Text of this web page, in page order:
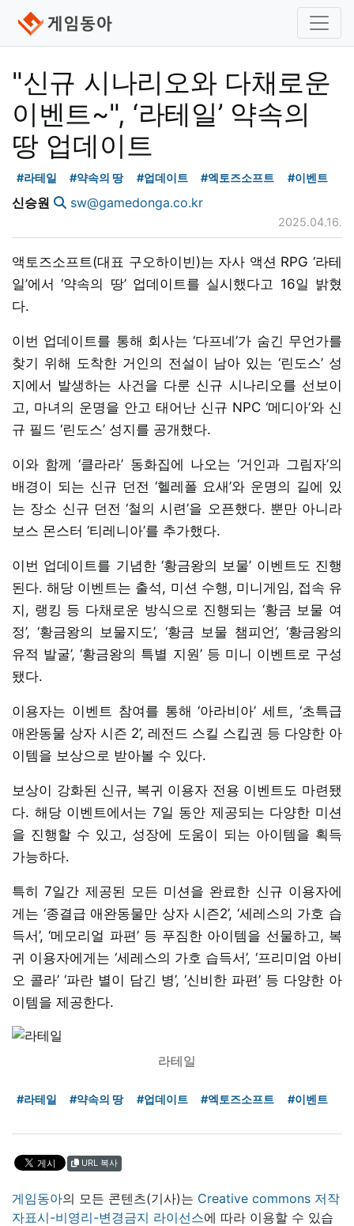
"신규 시나리오와 다채로운
이벤트~", ‘라테일’ 약속의
땅 업데이트
#라테일 #약속의 땅 #업데이트 #엑토즈소프트 #이벤트
신승원 sw@gamedonga.co.kr
2025.04.16.
액토즈소프트(대표 구오하이빈)는 자사 액션 RPG ‘라테
일’에서 ‘약속의 땅’ 업데이트를 실시했다고 16일 밝혔
다.
이번 업데이트를 통해 회사는 ‘다프네’가 숨긴 무언가를
찾기 위해 도착한 거인의 전설이 남아 있는 ‘린도스’ 성
지에서 발생하는 사건을 다룬 신규 시나리오를 선보이
고, 마녀의 운명을 안고 태어난 신규 NPC ‘메디아’와 신
규 필드 ‘린도스’ 성지를 공개했다.
이와 함께 ‘클라라’ 동화집에 나오는 ‘거인과 그림자’의
배경이 되는 신규 던전 ‘헬레폴 요새’와 운명의 길에 있
는 장소 신규 던전 ‘철의 시련’을 오픈했다. 뿐만 아니라
보스 몬스터 ‘티레니아’를 추가했다.
이번 업데이트를 기념한 ‘황금왕의 보물’ 이벤트도 진행
된다. 해당 이벤트는 출석, 미션 수행, 미니게임, 접속 유
지, 랭킹 등 다채로운 방식으로 진행되는 ‘황금 보물 여
정’, ‘황금왕의 보물지도’, ‘황금 보물 챔피언’, ‘황금왕의
유적 발굴’, ‘황금왕의 특별 지원’ 등 미니 이벤트로 구성
됐다.
이용자는 이벤트 참여를 통해 ‘아라비아’ 세트, ‘초특급
애완동물 상자 시즌 2’, 레전드 스킬 스킵권 등 다양한 아
이템을 보상으로 받아볼 수 있다.
보상이 강화된 신규, 복귀 이용자 전용 이벤트도 마련됐
다. 해당 이벤트에서는 7일 동안 제공되는 다양한 미션
을 진행할 수 있고, 성장에 도움이 되는 아이템을 획득
가능하다.
특히 7일간 제공된 모든 미션을 완료한 신규 이용자에
게는 ‘종결급 애완동물만 상자 시즌2’, ‘세레스의 가호 습
득서’, ‘메모리얼 파편’ 등 푸짐한 아이템을 선물하고, 복
귀 이용자에게는 ‘세레스의 가호 습득서’, ‘프리미엄 아비
오 콜라’ ‘파란 별이 담긴 병’, ‘신비한 파편’ 등 다양한 아
이템을 제공한다.
라테일
#라테일 #약속의 땅 #업데이트 #엑토즈소프트 #이벤트
URL 복사
게임동아의 모든 콘텐츠(기사)는 Creative commons 저작
자표시-비영리-변경금지 라이선스에 따라 이용할 수 있습